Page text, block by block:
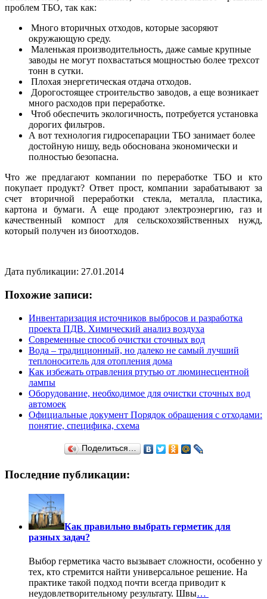
проблем ТБО, так как:
Много вторичных отходов, которые засоряют
окружающую среду.
Маленькая производительность, даже самые крупные
заводы не могут похвастаться мощностью более трехсот
тонн в сутки.
Плохая энергетическая отдача отходов.
Дорогостоящее строительство заводов, а еще возникает
много расходов при переработке.
Чтоб обеспечить экологичность, потребуется установка
дорогих фильтров.
А вот технология гидросепарации ТБО занимает более
достойную нишу, ведь обоснована экономически и
полностью безопасна.
Что же предлагают компании по переработке ТБО и кто
покупает продукт? Ответ прост, компании зарабатывают за
счет вторичной переработки стекла, металла, пластика,
картона и бумаги. А еще продают электроэнергию, газ и
качественный компост для сельскохозяйственных нужд,
который получен из биоотходов.
Дата публикации: 27.01.2014
Похожие записи:
Инвентаризация источников выбросов и разработка
проекта ПДВ. Химический анализ воздуха
Современные способ очистки сточных вод
Вода – традиционный, но далеко не самый лучший
теплоноситель для отопления дома
Как избежать отравления ртутью от люминесцентной
лампы
Оборудование, необходимое для очистки сточных вод
автомоек
Официальные документ Порядок обращения с отходами:
понятие, специфика, схема
Поделиться…
Последние публикации:
Как правильно выбрать герметик для
разных задач?
Выбор герметика часто вызывает сложности, особенно у
тех, кто стремится найти универсальное решение. На
практике такой подход почти всегда приводит к
неудовлетворительному результату. Швы…